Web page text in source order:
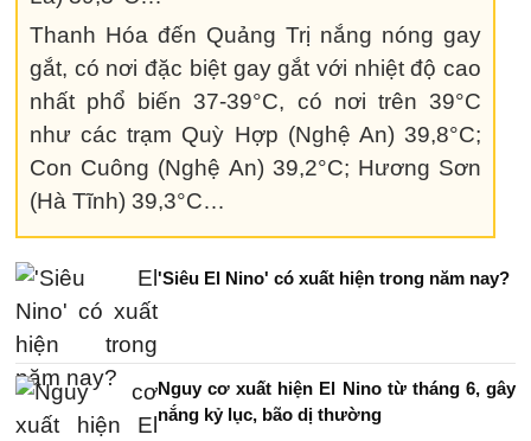
Thanh Hóa đến Quảng Trị nắng nóng gay
gắt, có nơi đặc biệt gay gắt với nhiệt độ cao
nhất phổ biến 37-39°C, có nơi trên 39°C
như các trạm Quỳ Hợp (Nghệ An) 39,8°C;
Con Cuông (Nghệ An) 39,2°C; Hương Sơn
(Hà Tĩnh) 39,3°C…
'Siêu El Nino' có xuất hiện trong năm nay?
Nguy cơ xuất hiện El Nino từ tháng 6, gây
nắng kỷ lục, bão dị thường